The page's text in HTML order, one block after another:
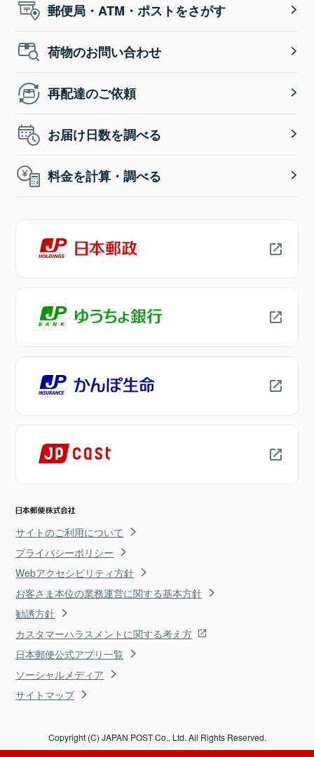
郵便局・ATM・ポストをさがす
荷物のお問い合わせ
再配達のご依頼
お届け日数を調べる
料金を計算・調べる
サイトのご利用について
プライバシーポリシー
Webアクセシビリティ方針
お客さま本位の業務運営に関する基本方針
勧誘方針
カスタマーハラスメントに関する考え方
日本郵便公式アプリ一覧
ソーシャルメディア
サイトマップ
Copyright (C) JAPAN POST Co., Ltd. All Rights Reserved.